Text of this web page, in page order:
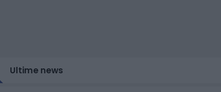
Ultime news